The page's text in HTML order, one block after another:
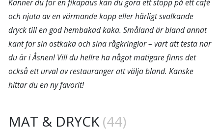
Känner du för en fikapaus kan du göra ett stopp på ett café
och njuta av en värmande kopp eller härligt svalkande
dryck till en god hembakad kaka. Småland är bland annat
känt för sin ostkaka och sina rågkringlor – värt att testa när
du är i Åsnen! Vill du hellre ha något matigare finns det
också ett urval av restauranger att välja bland. Kanske
hittar du en ny favorit!
MAT & DRYCK(44)